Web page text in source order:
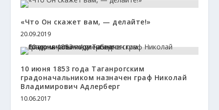
«Что Он скажет вам, — делайте!»
20.09.2019
10 июня 1853 года Таганрогским
градоначальником назначен граф Николай
Владимирович Адлерберг
10.06.2017